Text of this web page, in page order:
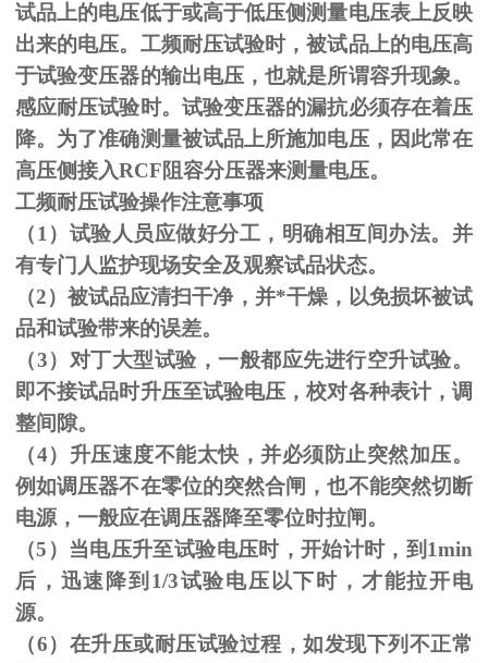
试品上的电压低于或高于低压侧测量电压表上反映
出来的电压。工频耐压试验时，被试品上的电压高
于试验变压器的输出电压，也就是所谓容升现象。
感应耐压试验时。试验变压器的漏抗必须存在着压
降。为了准确测量被试品上所施加电压，因此常在
高压侧接入RCF阻容分压器来测量电压。
工频耐压试验操作注意事项
（1 ）试验人员应做好分工，明确相互间办法。并
有专门人监护现场安全及观察试品状态。
（2）被试品应清扫干净，并*干燥，以免损坏被试
品和试验带来的误差。
（3）对丁大型试验，一般都应先进行空升试验。
即不接试品时升压至试验电压，校对各种表计，调
整间隙。
（4）升压速度不能太快，并必须防止突然加压。
例如调压器不在零位的突然合闸，也不能突然切断
电源，一般应在调压器降至零位时拉闸。
（5 ）当电压升至试验电压时，开始计时，到 1min
后，迅速降到 1/3试验电压以下时，才能拉开电
源。
（6）在升压或耐压试验过程，如发现下列不正常